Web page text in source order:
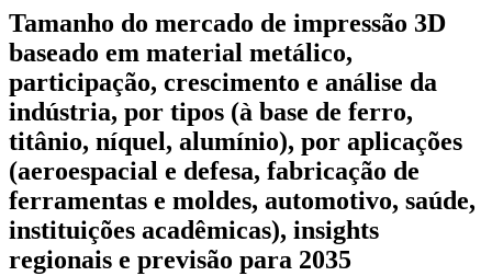
Tamanho do mercado de impressão 3D
baseado em material metálico,
participação, crescimento e análise da
indústria, por tipos (à base de ferro,
titânio, níquel, alumínio), por aplicações
(aeroespacial e defesa, fabricação de
ferramentas e moldes, automotivo, saúde,
instituições acadêmicas), insights
regionais e previsão para 2035